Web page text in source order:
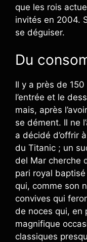
que les rois
invités en 2004.
se déguiser.
Du
Il y a près de
l’entrée et le
mais, après
se dément. Il ne
a décidé d’offrir
du Titanic ; un
del Mar cherche
pari royal
qui, comme son
convives qui
de noces qui, en
magnifique
classiques